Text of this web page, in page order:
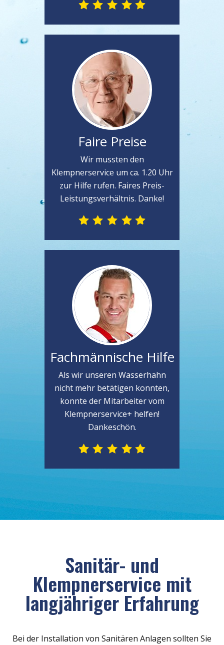
Faire Preise
Wir mussten den
Klempnerservice um ca. 1.20 Uhr
zur Hilfe rufen. Faires Preis-
Leistungsverhältnis. Danke!
Fachmännische Hilfe
Als wir unseren Wasserhahn
nicht mehr betätigen konnten,
konnte der Mitarbeiter vom
Klempnerservice+ helfen!
Dankeschön.
Sanitär- und
Klempnerservice mit
langjähriger Erfahrung
Bei der Installation von Sanitären Anlagen sollten Sie